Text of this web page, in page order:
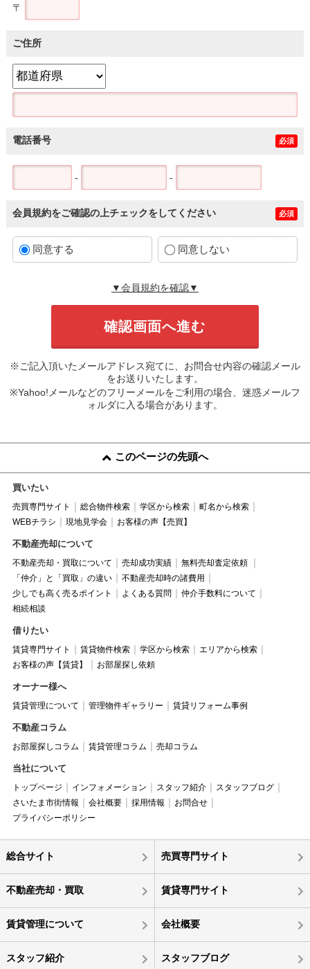
〒
ご住所
電話番号 必須
- -
会員規約をご確認の上チェックをしてください 必須
同意する 同意しない
▼会員規約を確認▼
※ご記入頂いたメールアドレス宛てに、お問合せ内容の確認メール
をお送りいたします。
※Yahoo!メールなどのフリーメールをご利用の場合、迷惑メールフ
ォルダに入る場合があります。
このページの先頭へ
買いたい
売買専門サイト 総合物件検索 学区から検索
町名から検索
WEBチラシ
現地見学会 お客様の声【売買】
不動産売却について
不動産売却・買取について 売却成功実績
無料売却査定依頼
「仲介」と「買取」の違い
不動産売却時の諸費用
少しでも高く売るポイント
よくある質問
仲介手数料について
相続相談
借りたい
賃貸専門サイト 賃貸物件検索 学区から検索
エリアから検索
お客様の声【賃貸】
お部屋探し依頼
オーナー様へ
賃貸管理について 管理物件ギャラリー 賃貸リフォーム事例
不動産コラム
お部屋探しコラム 賃貸管理コラム 売却コラム
当社について
トップページ インフォメーション スタッフ紹介
スタッフブログ
さいたま市街情報
会社概要 採用情報
お問合せ
プライバシーポリシー
総合サイト 売買専門サイト
不動産売却・買取 賃貸専門サイト
賃貸管理について 会社概要
スタッフ紹介 スタッフブログ